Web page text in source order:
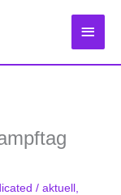
/aktuell